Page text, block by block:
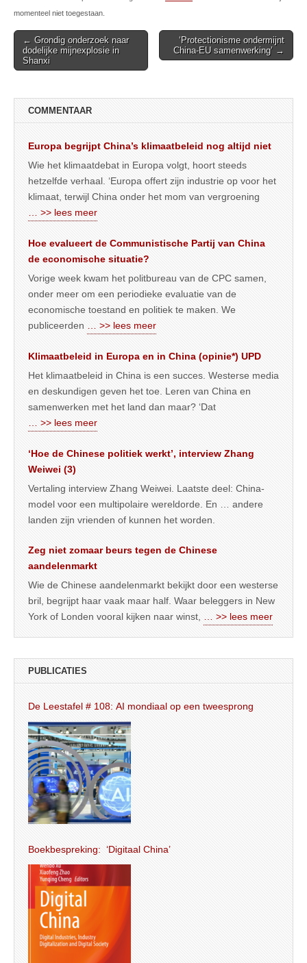
momenteel niet toegestaan.
Post
navigation
← Grondig onderzoek naar
dodelijke mijnexplosie in
Shanxi
‘Protectionisme ondermijnt
China-EU samenwerking’ →
COMMENTAAR
Europa begrijpt China’s klimaatbeleid nog altijd niet
Wie het klimaatdebat in Europa volgt, hoort steeds
hetzelfde verhaal. ‘Europa offert zijn industrie op voor het
klimaat, terwijl China onder het mom van vergroening
… >> lees meer
Hoe evalueert de Communistische Partij van China
de economische situatie?
Vorige week kwam het politbureau van de CPC samen,
onder meer om een periodieke evaluatie van de
economische toestand en politiek te maken. We
publiceerden … >> lees meer
Klimaatbeleid in Europa en in China (opinie*) UPD
Het klimaatbeleid in China is een succes. Westerse media
en deskundigen geven het toe. Leren van China en
samenwerken met het land dan maar? ‘Dat
… >> lees meer
‘Hoe de Chinese politiek werkt’, interview Zhang
Weiwei (3)
Vertaling interview Zhang Weiwei. Laatste deel: China-
model voor een multipolaire wereldorde. En … andere
landen zijn vrienden of kunnen het worden.
Zeg niet zomaar beurs tegen de Chinese
aandelenmarkt
Wie de Chinese aandelenmarkt bekijkt door een westerse
bril, begrijpt haar vaak maar half. Waar beleggers in New
York of Londen vooral kijken naar winst, … >> lees meer
PUBLICATIES
De Leestafel # 108: AI mondiaal op een tweesprong
Boekbespreking: ‘Digitaal China’